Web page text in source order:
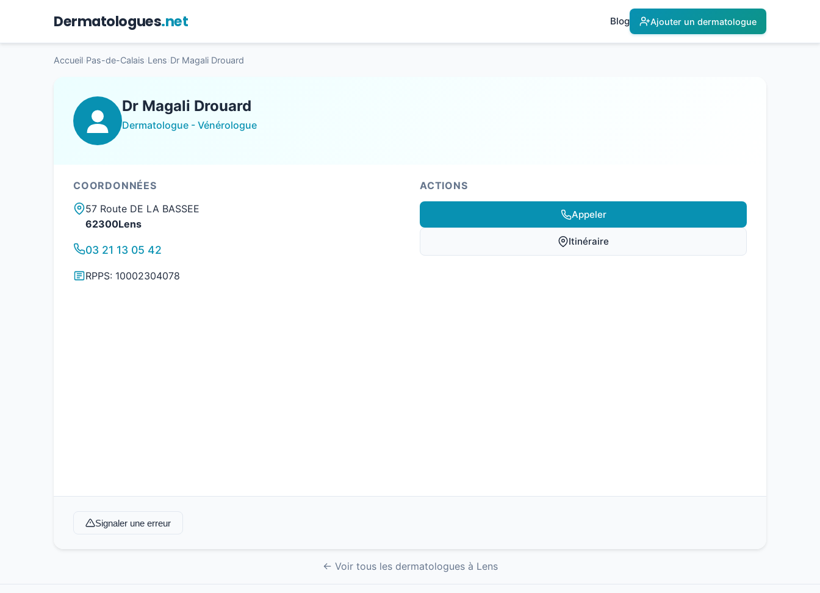
Dermatologues.net Blog Ajouter un dermatologue
Accueil Pas-de-Calais Lens Dr Magali Drouard
Dr Magali Drouard
Dermatologue - Vénérologue
COORDONNÉES
57 Route DE LA BASSEE
62300Lens
03 21 13 05 42
RPPS: 10002304078
ACTIONS
Appeler
Itinéraire
Signaler une erreur
← Voir tous les dermatologues à Lens